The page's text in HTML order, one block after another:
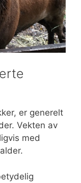
er generelt
Vekten av
med